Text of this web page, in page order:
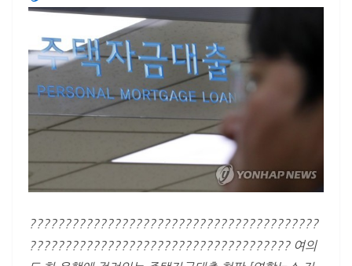
?????????????????????????????????????????
????????????????????????????????????? 여의